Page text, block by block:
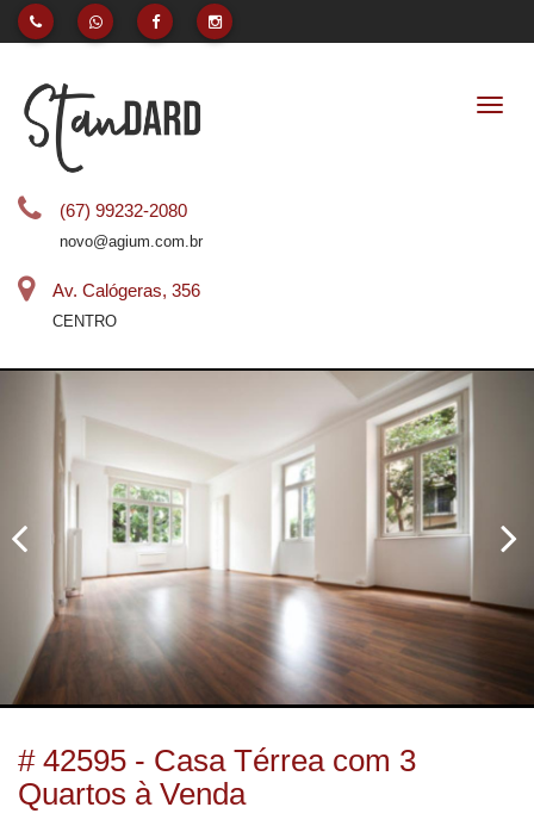
(67) 99232-2080
novo@agium.com.br
Av. Calógeras, 356
CENTRO
# 42595 - Casa Térrea com 3
Quartos à Venda